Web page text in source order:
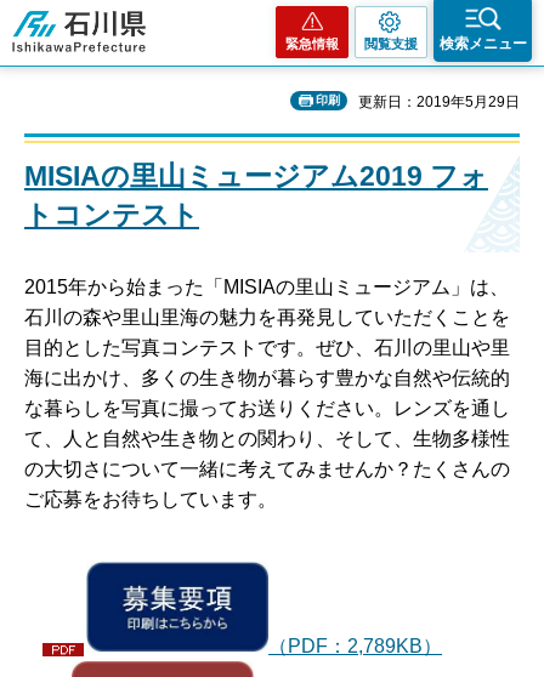
石川県
緊急情報 閲覧支援 検索メニュー
印刷 更新日：2019年5月29日
MISIAの里山ミュージアム2019 フォ
トコンテスト
2015年から始まった「MISIAの里山ミュージアム」は、
石川の森や里山里海の魅力を再発見していただくことを
目的とした写真コンテストです。ぜひ、石川の里山や里
海に出かけ、多くの生き物が暮らす豊かな自然や伝統的
な暮らしを写真に撮ってお送りください。レンズを通し
て、人と自然や生き物との関わり、そして、生物多様性
の大切さについて一緒に考えてみませんか？たくさんの
ご応募をお待ちしています。
（PDF：2,789KB）